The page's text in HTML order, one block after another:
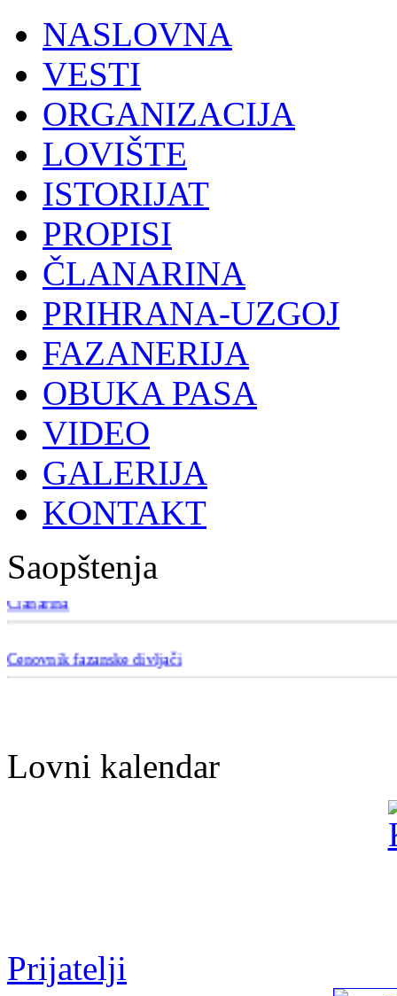
NASLOVNA
VESTI
ORGANIZACIJA
LOVIŠTE
ISTORIJAT
PROPISI
ČLANARINA
PRIHRANA-UZGOJ
FAZANERIJA
OBUKA PASA
VIDEO
GALERIJA
KONTAKT
Saopštenja
Članarina
Cenovnik fazanske divljači
Lovni kalendar
Prijatelji